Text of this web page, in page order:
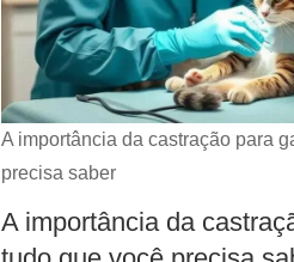
A importância da castração para
precisa saber
A importância da